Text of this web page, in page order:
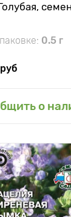
0.5 г
руб
о